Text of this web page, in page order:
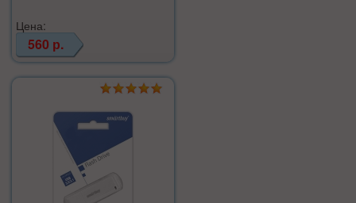
Цена:
560 р.